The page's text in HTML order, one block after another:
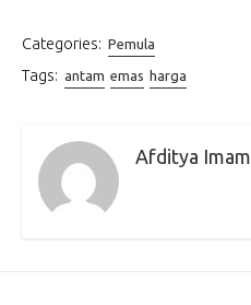
Categories: Pemula
Tags: antam emas harga
Afditya Imam